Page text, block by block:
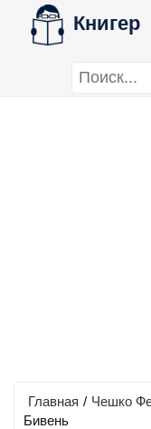
Книгер
Главная / Чешко
Бивень